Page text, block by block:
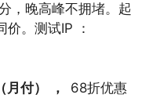
，晚高峰不拥堵。起
。测试IP ：
（月付） ，
68折优惠